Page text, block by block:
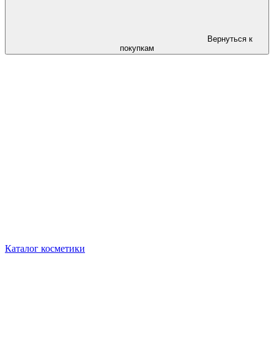
Вернуться к
покупкам
Каталог косметики